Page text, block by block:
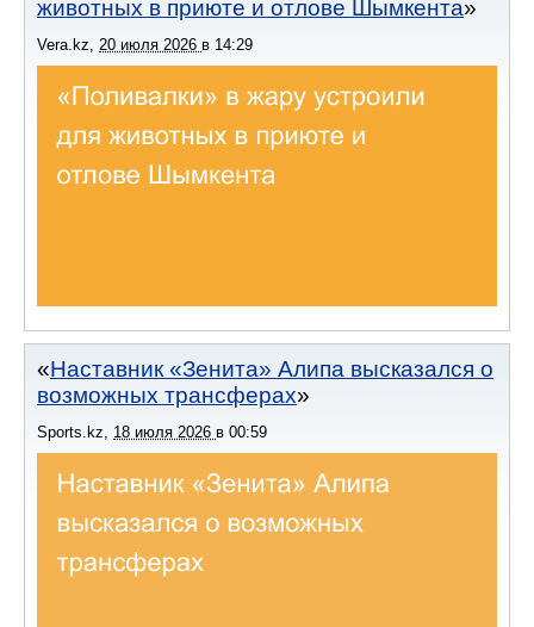
животных в приюте и отлове Шымкента
Vera.kz 20 июля 2026 в 14:29
Наставник «Зенита» Алипа высказался о
возможных трансферах
Sports.kz 18 июля 2026 в 00:59